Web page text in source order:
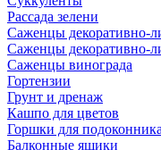
Рассада зелени
Саженцы декоративно-
Саженцы декоративно-
Саженцы винограда
Гортензии
Грунт и дренаж
Кашпо для цветов
Горшки для подоконника
Балконные ящики